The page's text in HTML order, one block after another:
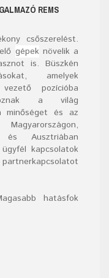
REMS
csőszerelést.
gépeknövelik a
is. Büszkén
amelyek
pozícióba
a világ
minőséget és az
és Ausztriában
kapcsolatok
hatásfok